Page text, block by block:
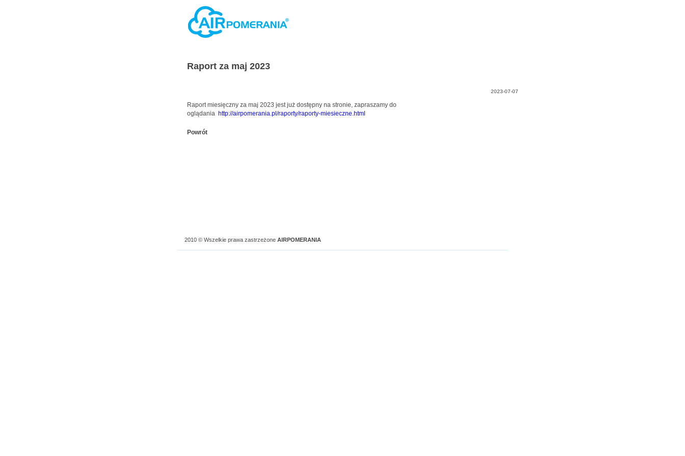
Raport za maj 2023
2023-07-07
Raport miesięczny za maj 2023 jest już dostępny na stronie, zapraszamy do
oglądania http://airpomerania.pl/raporty/raporty-miesieczne.html
Powrót
2010 © Wszelkie prawa zastrzeżone AIRPOMERANIA